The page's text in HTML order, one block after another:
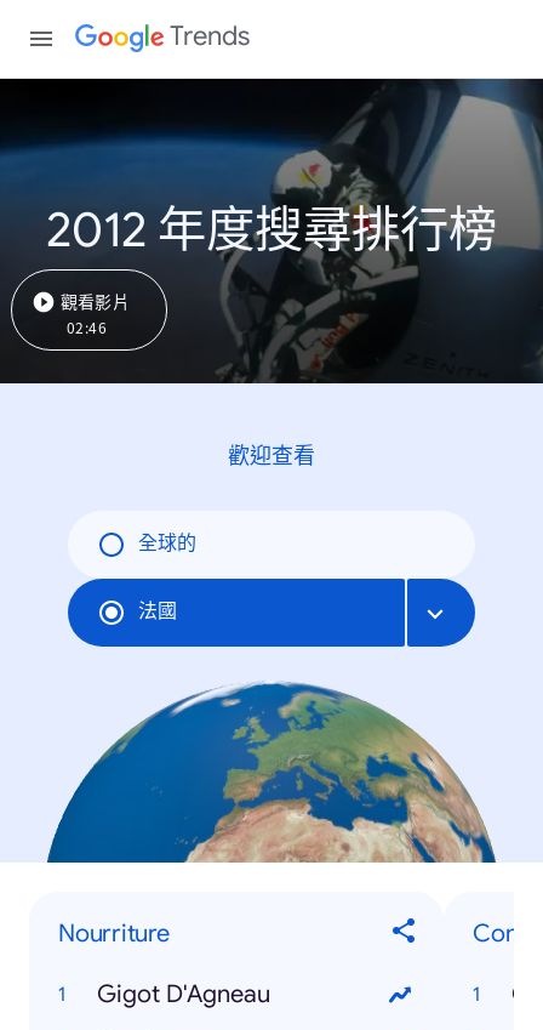
Trends
2012 年度搜尋排行榜
觀看影片
02:46
歡迎查看
全球的
法國
Nourriture
Gigot D'Agneau